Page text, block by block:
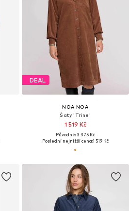
DEAL
NOA NOA
Šaty 'Trine'
1 519 Kč
Původně: 3 375 Kč
Poslední nejnižší cena:1 519 Kč